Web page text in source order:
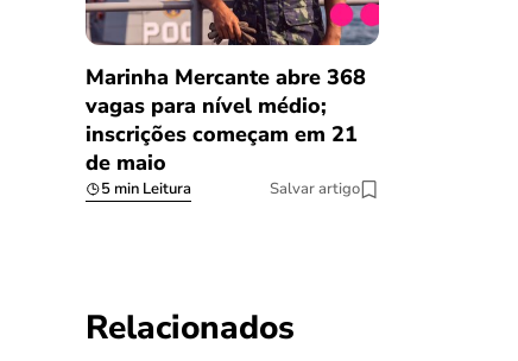
Marinha Mercante abre 368
vagas para nível médio;
inscrições começam em 21
de maio
5 min Leitura Salvar artigo
Relacionados